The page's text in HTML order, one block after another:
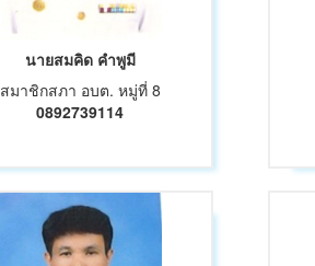
นายสมคิด คำพูมี
สมาชิกสภา อบต. หมู่ที่ 8
0892739114